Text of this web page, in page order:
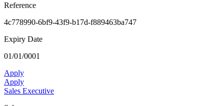
Reference
4c778990-6bf9-43f9-b17d-f889463ba747
Expiry Date
01/01/0001
Apply
Apply
Sales Executive